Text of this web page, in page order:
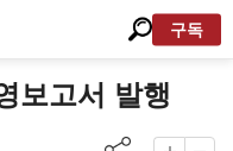
구독
보고서 발행